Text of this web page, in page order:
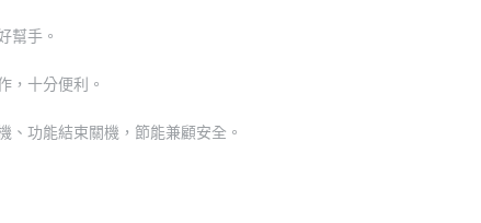
幫手。
，十分便利。
、功能結束關機，節能兼顧安全。